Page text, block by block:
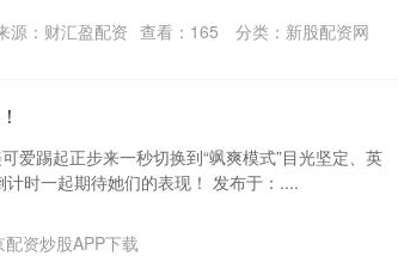
源：财汇盈配资 查看： 165 分类： 新股配资网
爱踢起正步来一秒切换到“飒爽模式”目光坚定、英
时一起期待她们的表现！ 发布于：....
配资炒股APP下载